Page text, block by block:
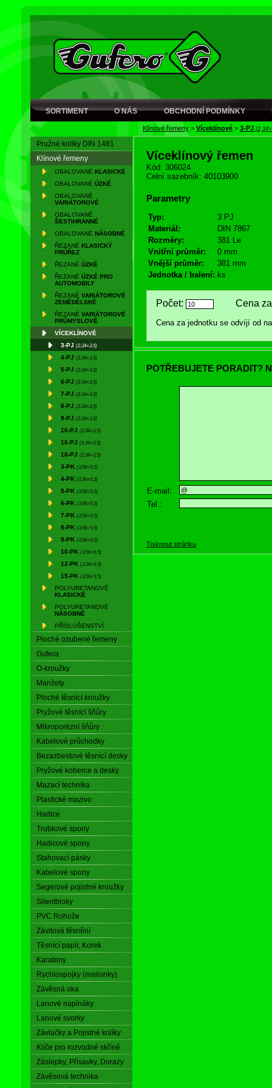
SORTIMENT O NÁS OBCHODNÍ PODMÍNKY
Klínové řemeny > Víceklínové > 3-PJ
Pružné kolíky DIN 1481
Klínové řemeny
OBALOVANÉ KLASICKÉ
OBALOVANÉ ÚZKÉ
OBALOVANÉ
VARIÁTOROVÉ
OBALOVANÉ
ŠESTIHRANNÉ
OBALOVANÉ NÁSOBNÉ
ŘEZANÉ KLASICKÝ
PRŮŘEZ
ŘEZANÉ ÚZKÉ
ŘEZANÉ ÚZKÉ PRO
AUTOMOBILY
ŘEZANÉ VARIÁTOROVÉ
ZEMĚDĚLSKÉ
ŘEZANÉ VARIÁTOROVÉ
PRŮMYSLOVÉ
VÍCEKLÍNOVÉ
3-PJ (2,34×3,5)
4-PJ (2,34×3,5)
5-PJ (2,34×3,5)
6-PJ (2,34×3,5)
7-PJ (2,34×3,5)
8-PJ (2,34×3,5)
9-PJ (2,34×3,5)
10-PJ (2,34×3,5)
16-PJ (2,34×3,5)
18-PJ (2,34×3,5)
3-PK (3,56×5,5)
4-PK (3,56×5,5)
5-PK (3,56×5,5)
6-PK (3,56×5,5)
7-PK (3,56×5,5)
8-PK (3,56×5,5)
9-PK (3,56×5,5)
10-PK (3,56×5,5)
12-PK (3,56×5,5)
15-PK (3,56×5,5)
POLYURETANOVÉ
KLASICKÉ
POLYURETANOVÉ
NÁSOBNÉ
PŘÍSLUŠENSTVÍ
Ploché ozubené řemeny
Gufera
O-kroužky
Manžety
Ploché těsnící kroužky
Pryžové těsnící šňůry
Mikroporézní šňůry
Kabelové průchodky
Bezazbestové těsnící desky
Pryžové koberce a desky
Mazací technika
Plastické mazivo
Hadice
Trubkové spony
Hadicové spony
Stahovací pásky
Kabelové spony
Segerové pojistné kroužky
Silentbloky
PVC Rohože
Závitová těsnění
Těsnící papír, Korek
Karabiny
Rychlospojky (mailonky)
Závěsná oka
Lanové napínáky
Lanové svorky
Závlačky a Pojistné kolíky
Klíče pro rozvodné skříně
Záslepky, Přísavky, Dorazy
Závěsová technika
Víceklínový řemen
Kód: 306024
Celní sazebník: 40103900
Parametry
Typ:
3 PJ
Materiál:
DIN 7867
Rozměry:
381 Le
Vnitřní průměr:
0 mm
Vnější průměr:
381 mm
Jednotka / balení: ks
Počet: Cena za
Cena za jednotku se odvíjí od
POTŘEBUJETE PORADIT?
E-mail:
Tel.:
Tisknout stránku